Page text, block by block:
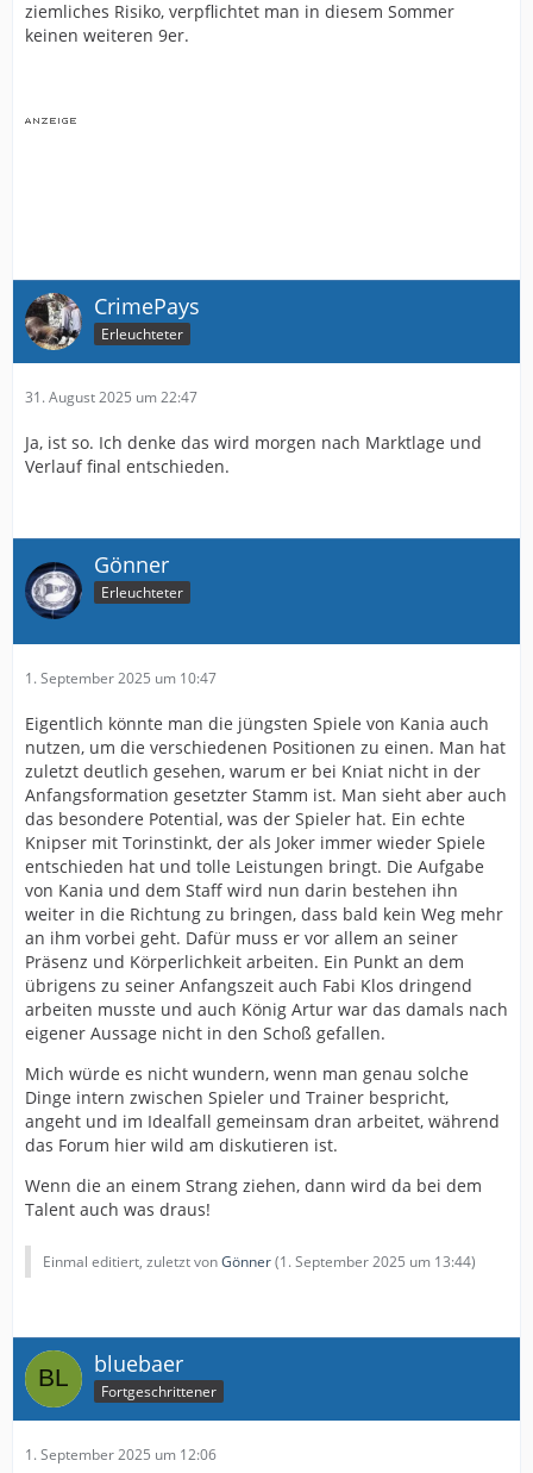
ziemliches Risiko, verpflichtet man in diesem Sommer
keinen weiteren 9er.
CrimePays
Erleuchteter
31. August 2025 um 22:47
Ja, ist so. Ich denke das wird morgen nach Marktlage und
Verlauf final entschieden.
Gönner
Erleuchteter
1. September 2025 um 10:47
Eigentlich könnte man die jüngsten Spiele von Kania auch
nutzen, um die verschiedenen Positionen zu einen. Man hat
zuletzt deutlich gesehen, warum er bei Kniat nicht in der
Anfangsformation gesetzter Stamm ist. Man sieht aber auch
das besondere Potential, was der Spieler hat. Ein echte
Knipser mit Torinstinkt, der als Joker immer wieder Spiele
entschieden hat und tolle Leistungen bringt. Die Aufgabe
von Kania und dem Staff wird nun darin bestehen ihn
weiter in die Richtung zu bringen, dass bald kein Weg mehr
an ihm vorbei geht. Dafür muss er vor allem an seiner
Präsenz und Körperlichkeit arbeiten. Ein Punkt an dem
übrigens zu seiner Anfangszeit auch Fabi Klos dringend
arbeiten musste und auch König Artur war das damals nach
eigener Aussage nicht in den Schoß gefallen.
Mich würde es nicht wundern, wenn man genau solche
Dinge intern zwischen Spieler und Trainer bespricht,
angeht und im Idealfall gemeinsam dran arbeitet, während
das Forum hier wild am diskutieren ist.
Wenn die an einem Strang ziehen, dann wird da bei dem
Talent auch was draus!
Einmal editiert, zuletzt vonGönner(1. September 2025 um 13:44)
bluebaer
Fortgeschrittener
1. September 2025 um 12:06